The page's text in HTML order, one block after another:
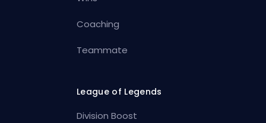
Coaching
Teammate
League of Legends
Division Boost